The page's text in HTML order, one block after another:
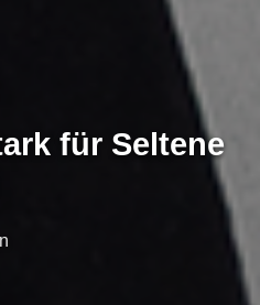
für Seltene